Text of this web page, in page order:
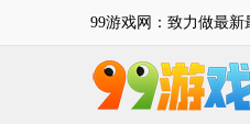
99游戏网：致力做最新